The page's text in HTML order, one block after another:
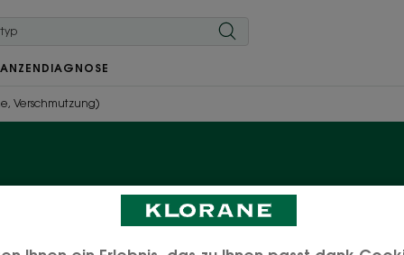
DIAGNOSE
Verschmutzung)
Haar (Sonne,